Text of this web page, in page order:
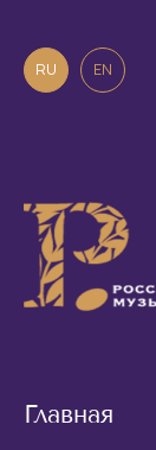
RU EN
Главная